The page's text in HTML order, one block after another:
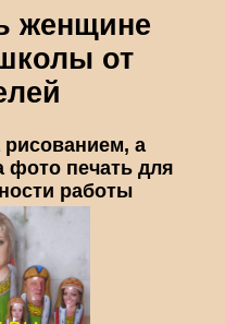
женщине
от
а
фото печать для
работы